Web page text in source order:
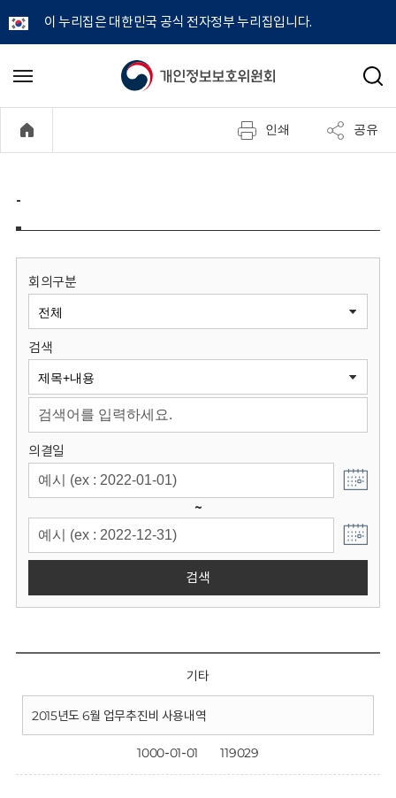
이 누리집은 대한민국 공식 전자정부 누리집입니다.
개
정
보
원
회
메
기
검
인쇄 공유
-
회의구분
검색
의결일
~
검색
기타
2015년도 6월 업무추진비 사용내역
1000-01-01 119029